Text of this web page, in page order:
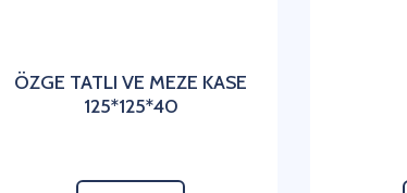
ÖZGE TATLI VE MEZE KASE
125*125*40